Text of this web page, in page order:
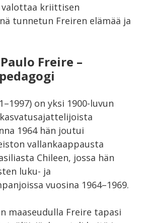
kriittisen
tunnetun Freiren elämää ja
Freire –
on yksi 1900-luvun
1964 hän joutui
vallankaappausta
Chileen, jossa hän
luku- ja
vuosina 1964–1969.
maaseudulla Freire tapasi